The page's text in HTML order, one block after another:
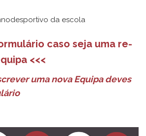
da escola
caso seja uma re-
<<<
uma nova Equipa deves